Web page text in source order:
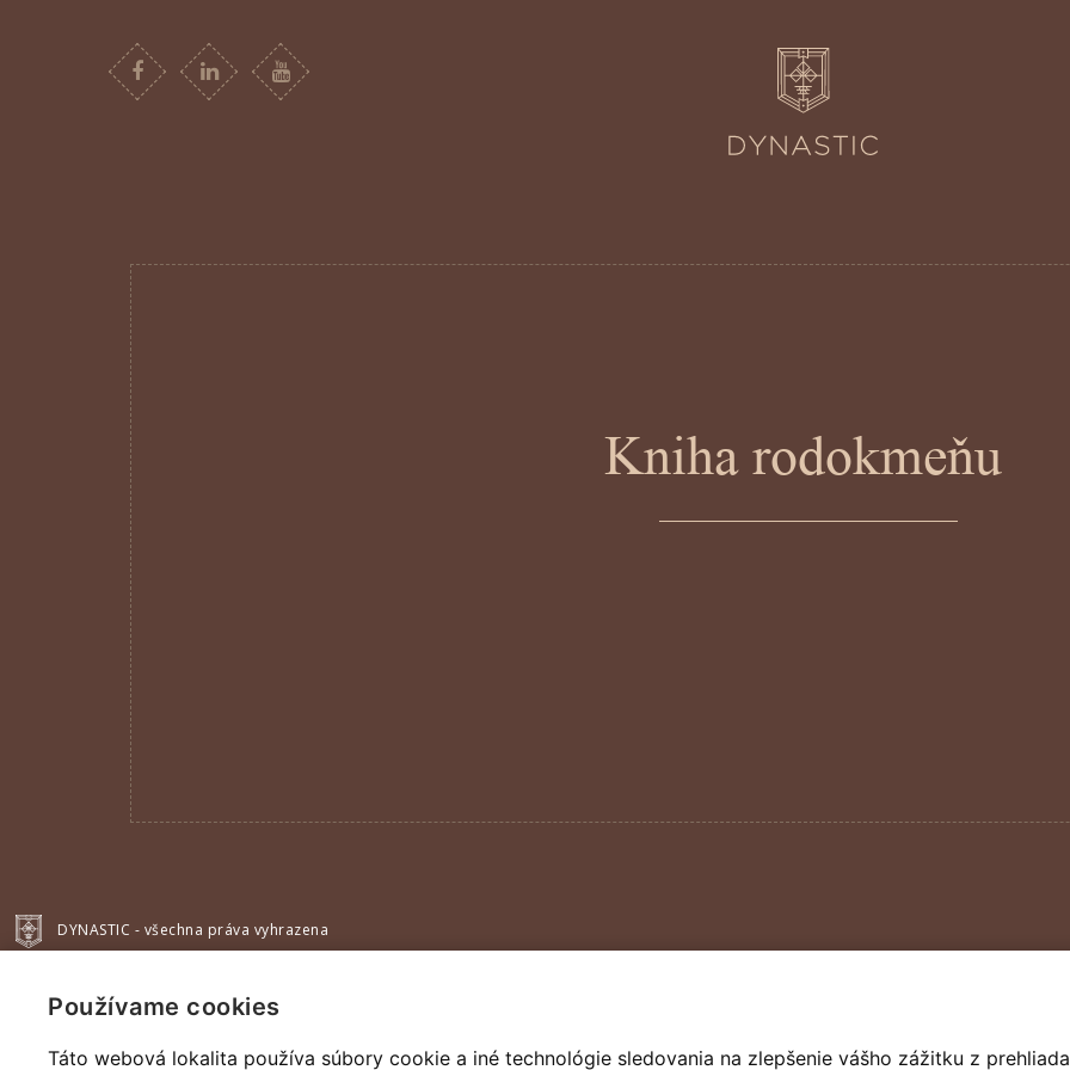
Používame cookies
Táto webová lokalita používa súbory cookie a iné technológie sledovania na zlepšenie vášho zážitku z
Kniha rodokmeňu
DYNASTIC - všechna práva vyhrazena